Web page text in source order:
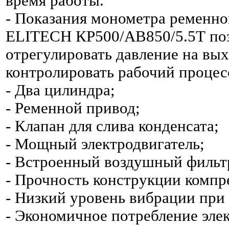
- Показания монометра
ELITECH КР500/AB850/5.5Т
отрегулировать давление на
контролировать рабочий
- Два цилиндра;
- Ременной привод;
- Клапан для слива конденсата;
- Мощный электродвигатель;
- Встроенный воздушный
- Прочность конструкции
- Низкий уровень вибрации при
- Экономичное потребление